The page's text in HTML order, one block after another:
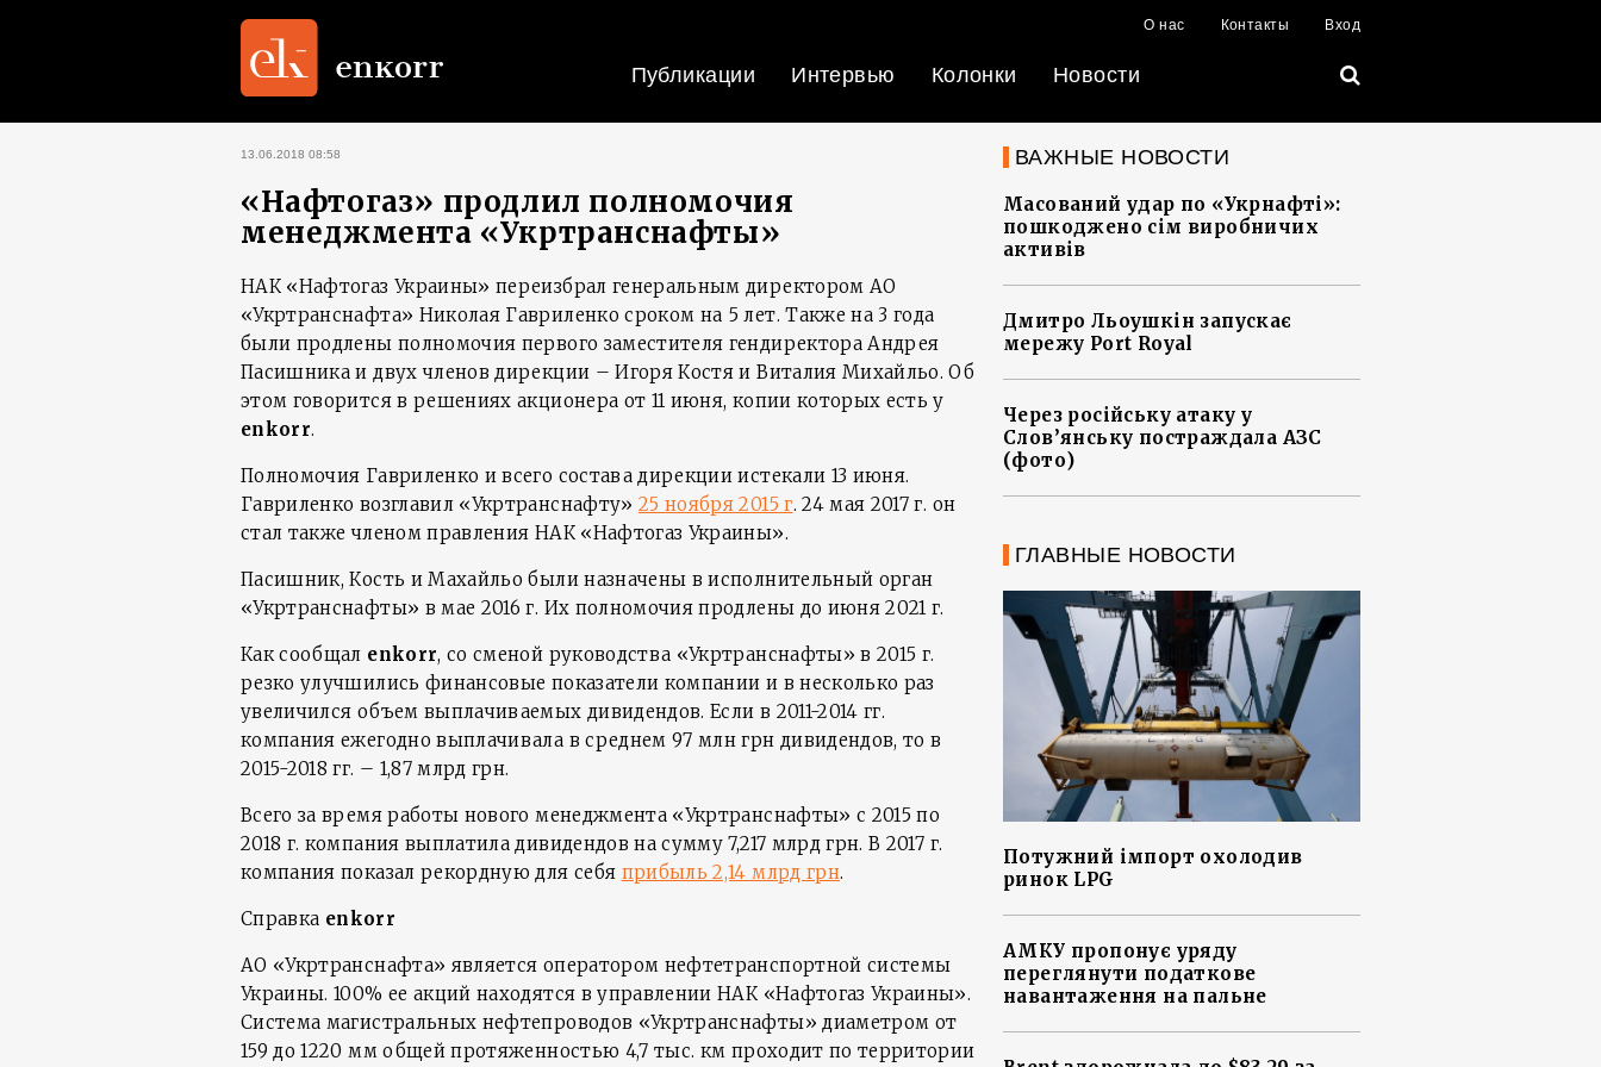
О нас Контакты Вход
Публикации Интервью Колонки Новости
13.06.2018 08:58
«Нафтогаз» продлил полномочия
менеджмента «Укртранснафты»
НАК «Нафтогаз Украины» переизбрал генеральным директором АО
«Укртранснафта» Николая Гавриленко сроком на 5 лет. Также на 3 года
были продлены полномочия первого заместителя гендиректора Андрея
Пасишника и двух членов дирекции – Игоря Костя и Виталия Михайльо. Об
этом говорится в решениях акционера от 11 июня, копии которых есть у
enkorr.
Полномочия Гавриленко и всего состава дирекции истекали 13 июня.
Гавриленко возглавил «Укртранснафту» 25 ноября 2015 г. 24 мая 2017 г. он
стал также членом правления НАК «Нафтогаз Украины».
Пасишник, Кость и Махайльо были назначены в исполнительный орган
«Укртранснафты» в мае 2016 г. Их полномочия продлены до июня 2021 г.
Как сообщал enkorr, со сменой руководства «Укртранснафты» в 2015 г.
резко улучшились финансовые показатели компании и в несколько раз
увеличился объем выплачиваемых дивидендов. Если в 2011-2014 гг.
компания ежегодно выплачивала в среднем 97 млн грн дивидендов, то в
2015-2018 гг. – 1,87 млрд грн.
Всего за время работы нового менеджмента «Укртранснафты» с 2015 по
2018 г. компания выплатила дивидендов на сумму 7,217 млрд грн. В 2017 г.
компания показал рекордную для себя прибыль 2,14 млрд грн.
Справка enkorr
АО «Укртранснафта» является оператором нефтетранспортной системы
Украины. 100% ее акций находятся в управлении НАК «Нафтогаз Украины».
Система магистральных нефтепроводов «Укртранснафты» диаметром от
159 до 1220 мм общей протяженностью 4,7 тыс. км проходит по территории
ВАЖНЫЕ НОВОСТИ
Масований удар по «Укрнафті»:
пошкоджено сім виробничих
активів
Дмитро Льоушкін запускає
мережу Port Royal
Через російську атаку у
Слов’янську постраждала АЗС
(фото)
ГЛАВНЫЕ НОВОСТИ
Потужний імпорт охолодив
ринок LPG
АМКУ пропонує уряду
переглянути податкове
навантаження на пальне